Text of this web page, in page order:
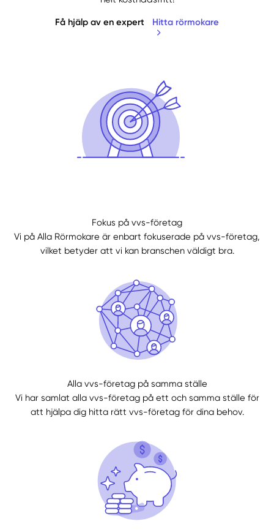
Manuellt Få hjälp
Välj tillvägagångssätt
Få hjälp av en expert Hitta rörmokare
Fokus på vvs-företag
Vi på Alla Rörmokare är enbart fokuserade på vvs-företag,
vilket betyder att vi kan branschen väldigt bra.
Alla vvs-företag på samma ställe
Vi har samlat alla vvs-företag på ett och samma ställe för
att hjälpa dig hitta rätt vvs-företag för dina behov.